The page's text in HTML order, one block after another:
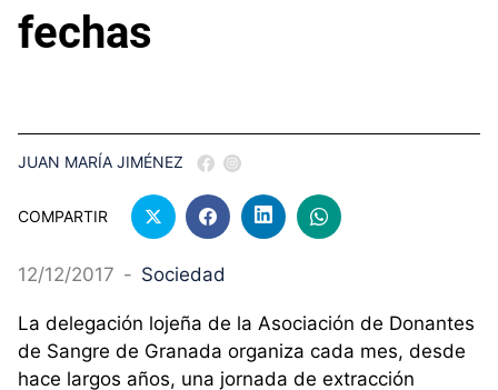
fechas
JUAN MARÍA JIMÉNEZ
COMPARTIR
12/12/2017 - Sociedad
La delegación lojeña de la Asociación de Donantes
de Sangre de Granada organiza cada mes, desde
hace largos años, una jornada de extracción